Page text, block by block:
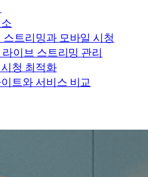
트리밍과 모바일 시청
이브 스트리밍 관리
청 최적화
트와 서비스 비교